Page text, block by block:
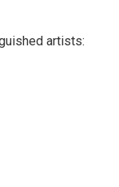
artists: